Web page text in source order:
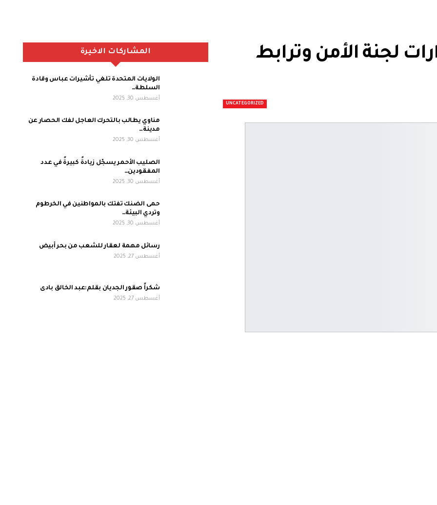
لجنة الأمن وترابط
UNCATEGORIZED
المشاركات الاخيرة
الولايات المتحدة تلغي تأشيرات عباس وقادة
السلطة…
أغسطس 30, 2025
مناوي يطالب بالتحرك العاجل لفك الحصار عن
مدينة…
أغسطس 30, 2025
الصليب الأحمر يسجّل زيادةً كبيرةً في عدد
المفقودين…
أغسطس 30, 2025
حمى الضنك تفتك بالمواطنين في الخرطوم
وتردي البيئة…
أغسطس 30, 2025
رسائل مهمة لعقار للشعب من بحر أبيض
أغسطس 27, 2025
شكراً صقور الجديان بقلم:عبد الخالق بادى
أغسطس 27, 2025